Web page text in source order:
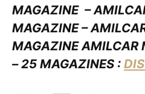
MAGAZINE –
MAGAZINE –
MAGAZINE AMILCAR
– 25 MAGAZINES :